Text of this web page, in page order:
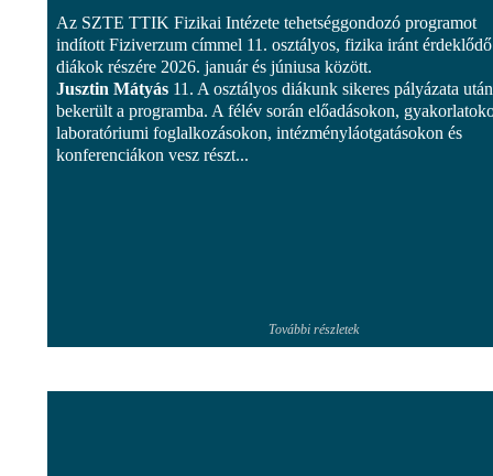
Az SZTE TTIK Fizikai Intézete tehetséggondozó programot
indított Fiziverzum címmel 11. osztályos, fizika iránt érdeklődő
diákok részére 2026. január és júniusa között.
Jusztin Mátyás 11. A osztályos diákunk sikeres pályázata után
bekerült a programba. A félév során előadásokon,
laboratóriumi foglalkozásokon, intézményláotgatásokon és
konferenciákon vesz részt...
További részletek